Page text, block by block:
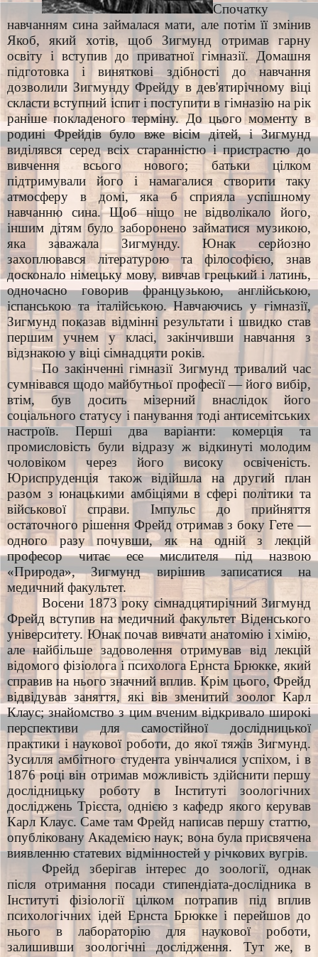
Спочатку
навчанням сина займалася мати, але потім її змінив
Якоб, який хотів, щоб Зигмунд отримав гарну
освіту і вступив до приватної гімназії. Домашня
підготовка і виняткові здібності до навчання
дозволили Зигмунду Фрейду в дев'ятирічному віці
скласти вступний іспит і поступити в гімназію на рік
раніше покладеного терміну. До цього моменту в
родині Фрейдів було вже вісім дітей, і Зигмунд
виділявся серед всіх старанністю і пристрастю до
вивчення всього нового; батьки цілком
підтримували його і намагалися створити таку
атмосферу в домі, яка б сприяла успішному
навчанню сина. Щоб ніщо не відволікало його,
іншим дітям було заборонено займатися музикою,
яка заважала Зигмунду. Юнак серйозно
захоплювався літературою та філософією, знав
досконало німецьку мову, вивчав грецький і латинь,
одночасно говорив французькою, англійською,
іспанською та італійською. Навчаючись у гімназії,
Зигмунд показав відмінні результати і швидко став
першим учнем у класі, закінчивши навчання з
відзнакою у віці сімнадцяти років.
По закінченні гімназії Зигмунд тривалий час
сумнівався щодо майбутньої професії — його вибір,
втім, був досить мізерний внаслідок його
соціального статусу і панування тоді антисемітських
настроїв. Перші два варіанти: комерція та
промисловість були відразу ж відкинуті молодим
чоловіком через його високу освіченість.
Юриспруденція також відійшла на другий план
разом з юнацькими амбіціями в сфері політики та
військової справи. Імпульс до прийняття
остаточного рішення Фрейд отримав з боку Гете —
одного разу почувши, як на одній з лекцій
професор читає есе мислителя під назвою
«Природа», Зигмунд вирішив записатися на
медичний факультет.
Восени 1873 року сімнадцятирічний Зигмунд
Фрейд вступив на медичний факультет Віденського
університету. Юнак почав вивчати анатомію і хімію,
але найбільше задоволення отримував від лекцій
відомого фізіолога і психолога Ернста Брюкке, який
справив на нього значний вплив. Крім цього, Фрейд
відвідував заняття, які вів зменитий зоолог Карл
Клаус; знайомство з цим вченим відкривало широкі
перспективи для самостійної дослідницької
практики і наукової роботи, до якої тяжів Зигмунд.
Зусилля амбітного студента увінчалися успіхом, і в
1876 році він отримав можливість здійснити першу
дослідницьку роботу в Інституті зоологічних
досліджень Трієста, однією з кафедр якого керував
Карл Клаус. Саме там Фрейд написав першу статтю,
опубліковану Академією наук; вона була присвячена
виявленню статевих відмінностей у річкових вугрів.
Фрейд зберігав інтерес до зоології, однак
після отримання посади стипендіата-дослідника в
Інституті фізіології цілком потрапив під вплив
психологічних ідей Ернста Брюкке і перейшов до
нього в лабораторію для наукової роботи,
залишивши зоологічні дослідження. Тут же, в